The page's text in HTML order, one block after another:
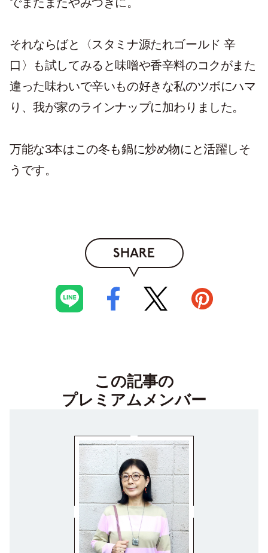
それならばと〈スタミナ源たれゴールド 辛
口〉も試してみると味噌や香辛料のコクがまた
違った味わいで辛いもの好きな私のツボにハマ
り、我が家のラインナップに加わりました。
万能な3本はこの冬も鍋に炒め物にと活躍しそ
うです。
SHARE
この記事の
プレミアムメンバー